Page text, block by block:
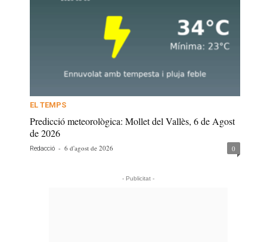
EL TEMPS
Predicció meteorològica: Mollet del Vallès, 6 de Agost
de 2026
Redacció - 6 d'agost de 2026 0
- Publicitat -